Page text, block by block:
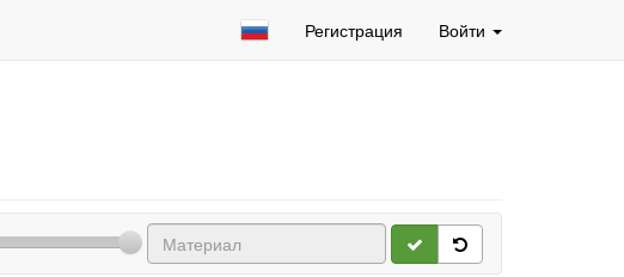
Регистрация Войти